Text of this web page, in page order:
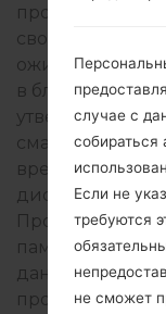
производство
своем заводе в
ожидать, что
в ближайшие
утверждается,
смартфона
время.
дисплей с
Процессор
памяти были
данных
процессора
случае с
собираться
Если не
требуются
не сможет